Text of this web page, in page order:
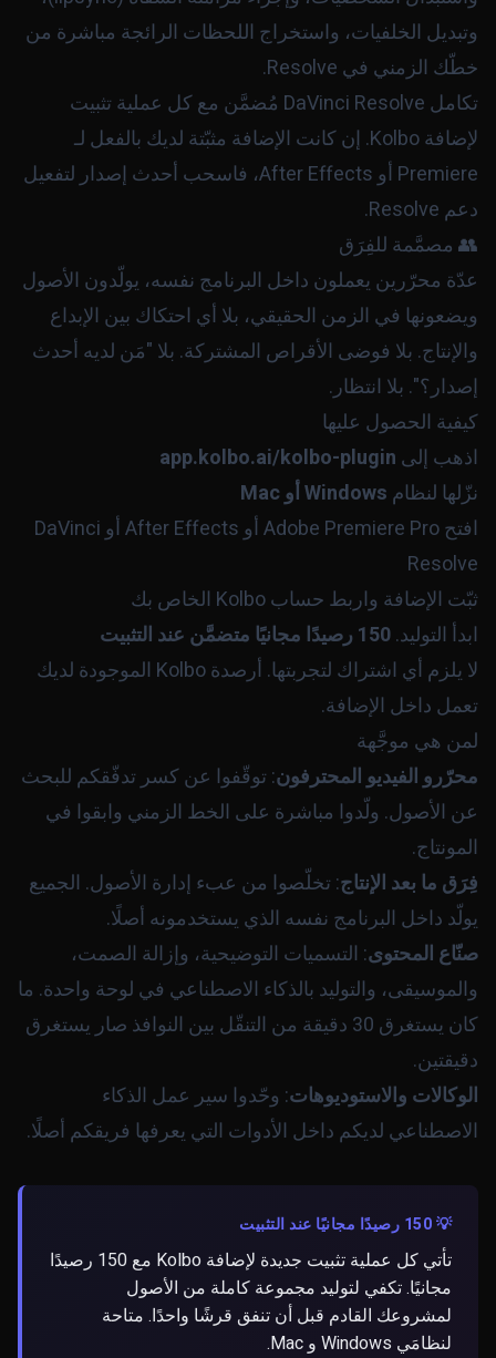
وتبديل الخلفيات، واستخراج اللحظات الرائجة مباشرة من
خطّك الزمني في Resolve.
تكامل DaVinci Resolve مُضمَّن مع كل عملية تثبيت
لإضافة Kolbo. إن كانت الإضافة مثبّتة لديك بالفعل لـ
Premiere أو After Effects، فاسحب أحدث إصدار لتفعيل
دعم Resolve.
👥 مصمَّمة للفِرَق
عدّة محرّرين يعملون داخل البرنامج نفسه، يولّدون الأصول
ويضعونها في الزمن الحقيقي، بلا أي احتكاك بين الإبداع
والإنتاج. بلا فوضى الأقراص المشتركة. بلا "مَن لديه أحدث
إصدار؟". بلا انتظار.
كيفية الحصول عليها
اذهب إلى app.kolbo.ai/kolbo-plugin
نزّلها لنظام Windows أو Mac
افتح Adobe Premiere Pro أو After Effects أو DaVinci
Resolve
ثبّت الإضافة واربط حساب Kolbo الخاص بك
ابدأ التوليد.150 رصيدًا مجانيًا متضمَّن عند التثبيت
لا يلزم أي اشتراك لتجربتها. أرصدة Kolbo الموجودة لديك
تعمل داخل الإضافة.
لمن هي موجَّهة
محرّرو الفيديو المحترفون: توقّفوا عن كسر تدفّقكم للبحث
عن الأصول. ولّدوا مباشرة على الخط الزمني وابقوا في
المونتاج.
فِرَق ما بعد الإنتاج: تخلّصوا من عبء إدارة الأصول. الجميع
يولّد داخل البرنامج نفسه الذي يستخدمونه أصلًا.
صنّاع المحتوى: التسميات التوضيحية، وإزالة الصمت،
والموسيقى، والتوليد بالذكاء الاصطناعي في لوحة واحدة. ما
كان يستغرق 30 دقيقة من التنقّل بين النوافذ صار يستغرق
دقيقتين.
الوكالات والاستوديوهات: وحّدوا سير عمل الذكاء
الاصطناعي لديكم داخل الأدوات التي يعرفها فريقكم أصلًا.
💡 150 رصيدًا مجانيًا عند التثبيت
تأتي كل عملية تثبيت جديدة لإضافة Kolbo مع 150 رصيدًا
مجانيًا. تكفي لتوليد مجموعة كاملة من الأصول
لمشروعك القادم قبل أن تنفق قرشًا واحدًا. متاحة
لنظامَي Windows و Mac.